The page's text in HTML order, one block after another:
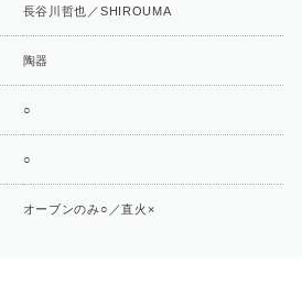
長谷川哲也／SHIROUMA
陶器
○
○
オーブンのみ○／直火×